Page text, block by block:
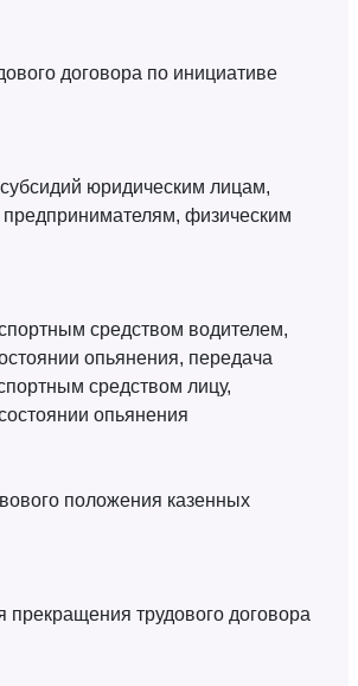
договора по инициативе
юридическим лицам,
физическим
средством водителем,
опьянения, передача
средством лицу,
опьянения
положения казенных
трудового договора